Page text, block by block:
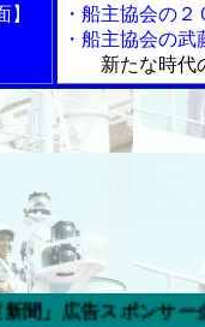
】
・船主協会の
・船主協会の
新たな時代
ンサー企業